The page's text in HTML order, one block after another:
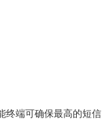
终端可确保最高的短信